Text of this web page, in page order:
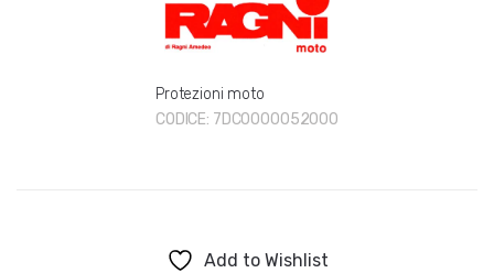
Protezioni moto
CODICE: 7DC0000052000
Add to Wishlist